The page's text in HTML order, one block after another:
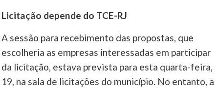
Licitação depende do TCE-RJ
A sessão para recebimento das propostas, que
escolheria as empresas interessadas em participar
da licitação, estava prevista para esta quarta-feira,
19, na sala de licitações do município. No entanto, a